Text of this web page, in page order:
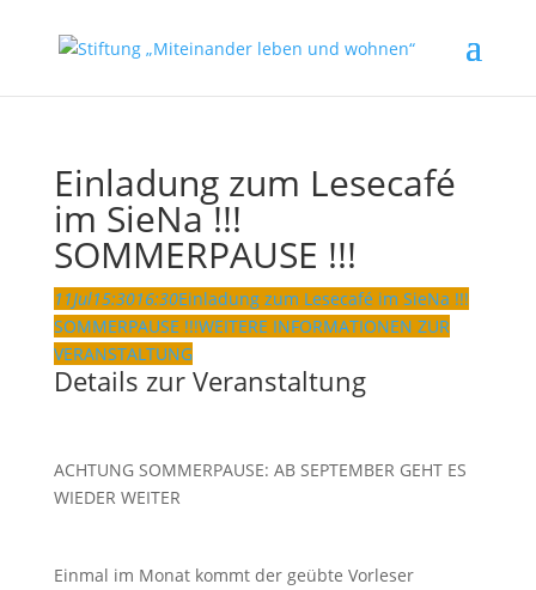
Einladung zum Lesecafé
im SieNa !!!
SOMMERPAUSE !!!
11Jul15:3016:30Einladung zum Lesecafé im SieNa !!!
SOMMERPAUSE !!!WEITERE INFORMATIONEN ZUR
VERANSTALTUNG
Details zur Veranstaltung
ACHTUNG SOMMERPAUSE: AB SEPTEMBER GEHT ES
WIEDER WEITER
Einmal im Monat kommt der geübte Vorleser